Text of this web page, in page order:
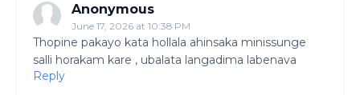
Anonymous
June 17, 2026 at 10:38 PM
Thopine pakayo kata hollala ahinsaka minissunge
salli horakam kare , ubalata langadima labenava
Reply